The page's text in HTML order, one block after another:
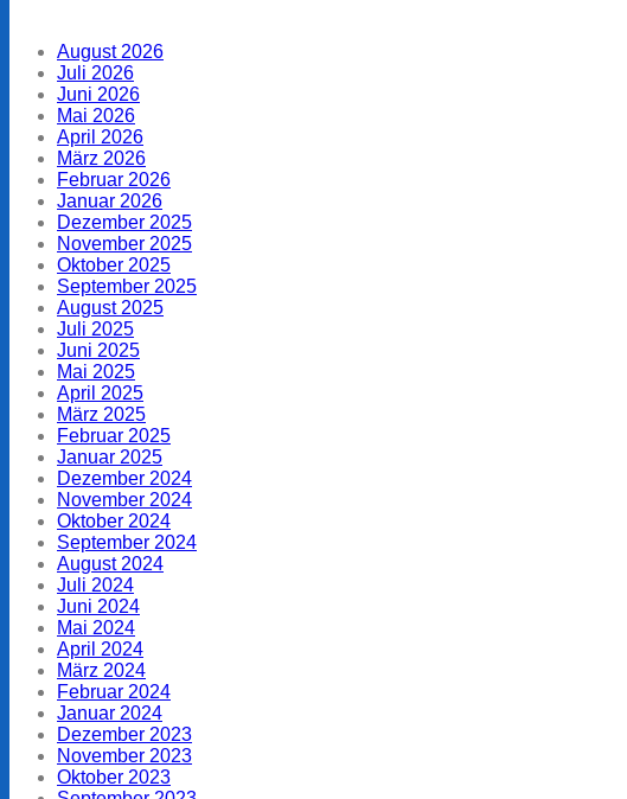
August 2026
Juli 2026
Juni 2026
Mai 2026
April 2026
März 2026
Februar 2026
Januar 2026
Dezember 2025
November 2025
Oktober 2025
September 2025
August 2025
Juli 2025
Juni 2025
Mai 2025
April 2025
März 2025
Februar 2025
Januar 2025
Dezember 2024
November 2024
Oktober 2024
September 2024
August 2024
Juli 2024
Juni 2024
Mai 2024
April 2024
März 2024
Februar 2024
Januar 2024
Dezember 2023
November 2023
Oktober 2023